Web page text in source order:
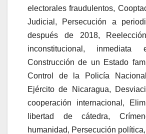
electorales fraudulentos,
Judicial, Persecución a
después de 2018,
inconstitucional, inmediata
Construcción de un Estado
Control de la Policía
Ejército de Nicaragua,
cooperación internacional,
libertad de cátedra,
humanidad, Persecución política,